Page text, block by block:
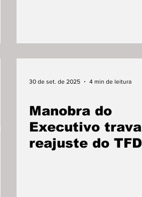
30 de set. de 2025 4 min de leitura
Manobra do
Executivo trava
reajuste do TFD